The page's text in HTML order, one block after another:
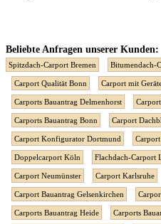
Beliebte Anfragen unserer Kunden:
Spitzdach-Carport Bremen Bitumendach-
Carport Qualität Bonn Carport mit
Carports Bauantrag Delmenhorst
Carports Bauantrag Bonn Carport
Carport Konfigurator Dortmund
Doppelcarport Köln Flachdach-Carport
Carport Neumünster Carport Karlsruhe
Carport Bauantrag Gelsenkirchen
Carports Bauantrag Heide Carports